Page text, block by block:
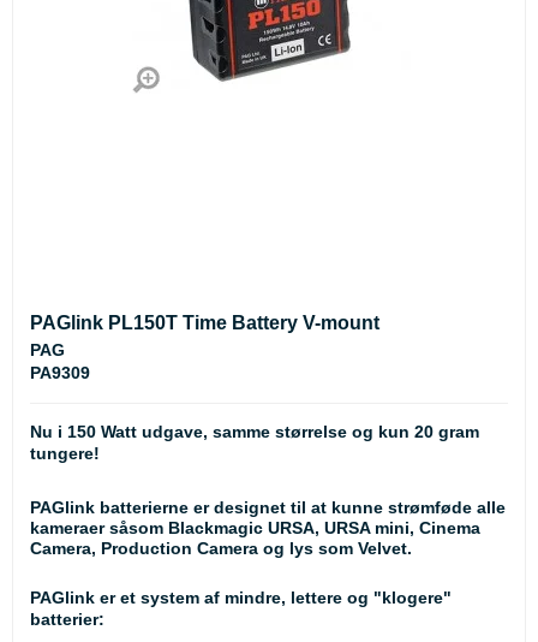
PAGlink PL150T Time Battery V-mount
PAG
PA9309
Nu i 150 Watt udgave, samme størrelse og kun 20 gram
tungere!
PAGlink batterierne er designet til at kunne strømføde alle
kameraer såsom Blackmagic URSA, URSA mini, Cinema
Camera, Production Camera og lys som Velvet.
PAGlink er et system af mindre, lettere og "klogere"
batterier: